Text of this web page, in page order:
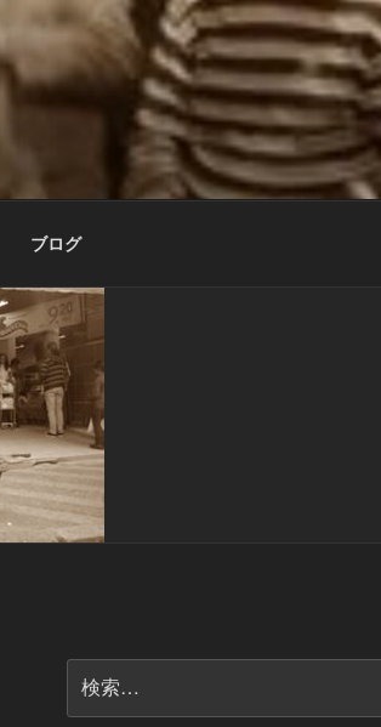
ブログ
索: